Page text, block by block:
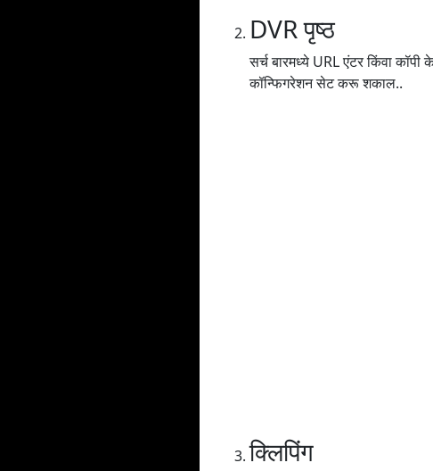
DVR पृष्ठ
सर्च बारमध्ये URL एंटर किंवा
कॉन्फिगरेशन सेट करू शकाल..
क्लिपिंग